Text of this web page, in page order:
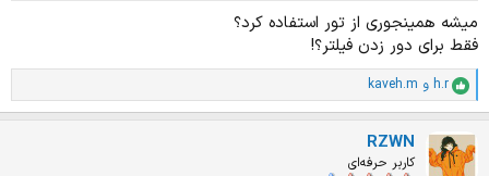
میشه همینجوری از تور استفاده کرد؟
فقط برای دور زدن فیلتر؟!
ا
م
ت
ی
ا
h.r و kaveh.m
RZWN
کاربر حرفه‌ای